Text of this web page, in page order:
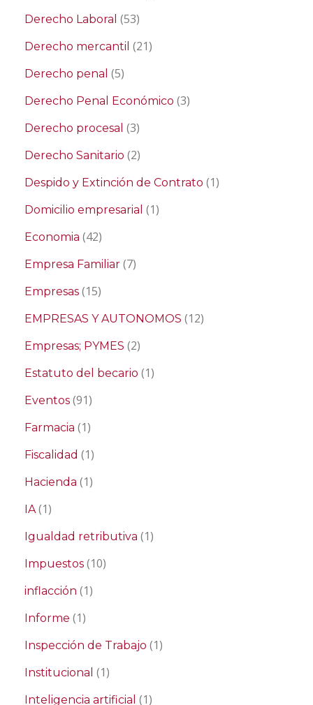
Derecho Laboral (53)
Derecho mercantil (21)
Derecho penal (5)
Derecho Penal Económico (3)
Derecho procesal (3)
Derecho Sanitario (2)
Despido y Extinción de Contrato (1)
Domicilio empresarial (1)
Economia (42)
Empresa Familiar (7)
Empresas (15)
EMPRESAS Y AUTONOMOS (12)
Empresas; PYMES (2)
Estatuto del becario (1)
Eventos (91)
Farmacia (1)
Fiscalidad (1)
Hacienda (1)
IA(1)
Igualdad retributiva (1)
Impuestos (10)
inflacción (1)
Informe (1)
Inspección de Trabajo (1)
Institucional (1)
Inteligencia artificial (1)